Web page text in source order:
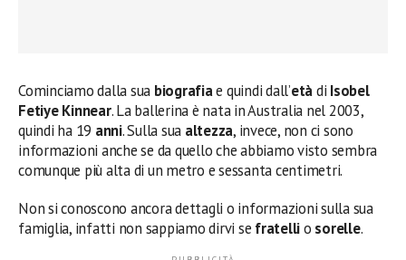
Cominciamo dalla sua biografiae quindi dall’etàdi Isobel
Fetiye Kinnear. La ballerina è nata in Australia nel 2003,
quindi ha 19 anni. Sulla sua altezza, invece, non ci sono
informazioni anche se da quello che abbiamo visto sembra
comunque più alta di un metro e sessanta centimetri.
Non si conoscono ancora dettagli o informazioni sulla sua
famiglia, infatti non sappiamo dirvi se fratellio sorelle.